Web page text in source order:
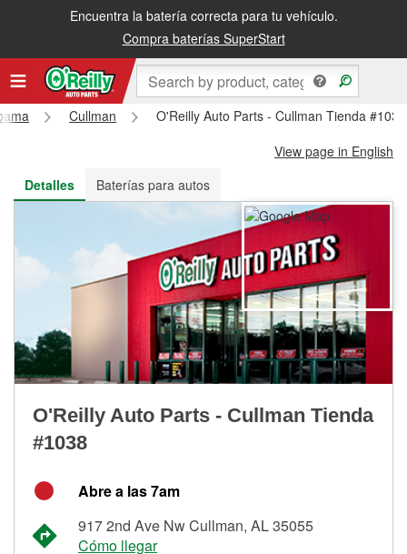
Encuentra la batería correcta para tu vehículo.
Compra baterías SuperStart
Recibe tu orden gratis al día siguiente o recógela en la tienda
Cullman
O'Reilly Auto Parts - Cullman Tienda #1038
View page in English
Detalles
Baterías para autos
O'Reilly Auto Parts - Cullman Tienda
#1038
Abre a las 7am
917 2nd Ave Nw Cullman, AL 35055
Cómo llegar